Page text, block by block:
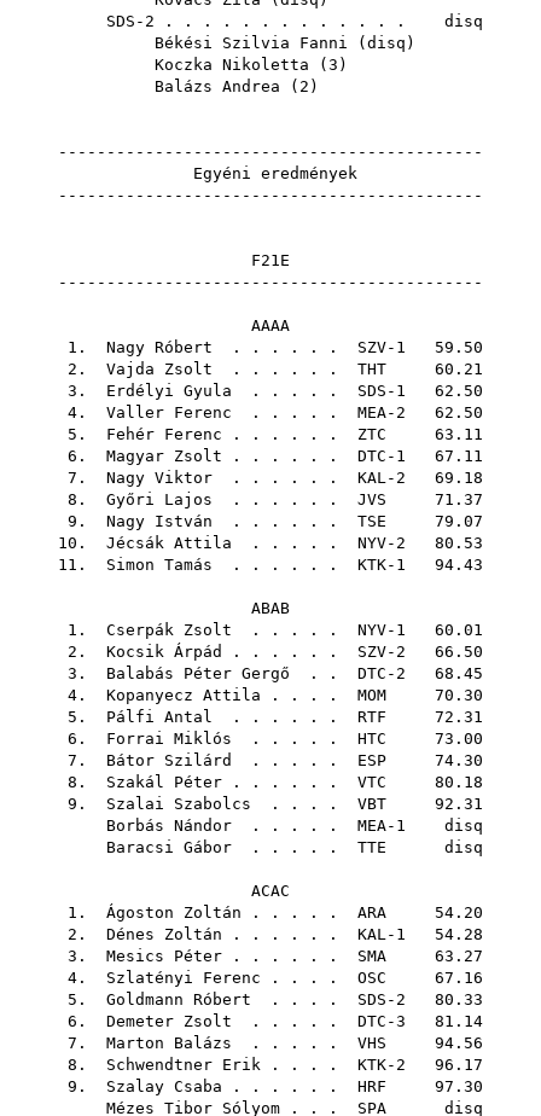
SDS-2 . . . . . . . . . . . . . disq
Békési Szilvia Fanni ( disq )
Koczka Nikoletta ( 3 )
Balázs Andrea ( 2 )
--------------------------------------------
Egyéni eredmények
--------------------------------------------
F21E
--------------------------------------------
AAAA
1. Nagy Róbert . . . . . . SZV-1 59.50
2. Vajda Zsolt . . . . . . THT 60.21
3. Erdélyi Gyula . . . . . SDS-1 62.50
4. Valler Ferenc . . . . . MEA-2 62.50
5. Fehér Ferenc . . . . . . ZTC 63.11
6. Magyar Zsolt . . . . . . DTC-1 67.11
7. Nagy Viktor . . . . . . KAL-2 69.18
8. Győri Lajos . . . . . . JVS 71.37
9. Nagy István . . . . . . TSE 79.07
10. Jécsák Attila . . . . . NYV-2 80.53
11. Simon Tamás . . . . . . KTK-1 94.43
ABAB
1. Cserpák Zsolt . . . . . NYV-1 60.01
2. Kocsik Árpád
. . . . . . SZV-2 66.50
3. Balabás Péter Gergő . . DTC-2 68.45
4. Kopanyecz Attila . . . . MOM 70.30
5. Pálfi Antal . . . . . . RTF 72.31
6. Forrai Miklós . . . . . HTC 73.00
7. Bátor Szilárd . . . . . ESP 74.30
8. Szakál Péter . . . . . . VTC 80.18
9. Szalai Szabolcs . . . . VBT 92.31
Borbás Nándor . . . . . MEA-1 disq
Baracsi Gábor . . . . . TTE disq
ACAC
1. Ágoston Zoltán . . . . . ARA 54.20
2. Dénes Zoltán . . . . . . KAL-1 54.28
3. Mesics Péter . . . . . . SMA 63.27
4. Szlatényi Ferenc . . . . OSC 67.16
5. Goldmann Róbert . . . . SDS-2 80.33
6. Demeter Zsolt . . . . . DTC-3 81.14
7. Marton Balázs . . . . . VHS 94.56
8. Schwendtner Erik . . . . KTK-2 96.17
9. Szalay Csaba . . . . . . HRF 97.30
Mézes Tibor Sólyom . . . SPA disq